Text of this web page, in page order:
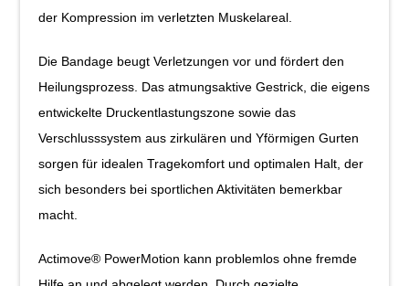
der Kompression im ver­letzten Muskelareal.
Die Bandage beugt Verletzungen vor und fördert den
Heilungsprozess. Das atmungsaktive Gestrick, die eigens
entwickelte Druckentlastungszone sowie das
Verschlusssystem aus zirkulären und Y­förmigen Gurten
sorgen für idealen Tragekom­fort und optimalen Halt, der
sich besonders bei sportlichen Aktivitäten bemerkbar
macht.
Actimove® PowerMotion kann problemlos ohne fremde